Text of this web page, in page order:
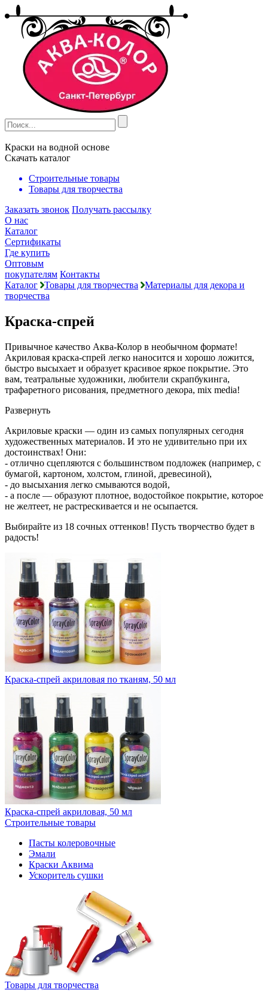
Краски на водной основе
Скачать каталог
Строительные товары
Товары для творчества
Заказать звонок Получать рассылку
О нас
Каталог
Сертификаты
Где купить
Оптовым
покупателям Контакты
Каталог
Товары для творчества
Материалы для декора и
творчества
Краска-спрей
Привычное качество Аква-Колор в необычном формате!
Акриловая краска-спрей легко наносится и хорошо ложится,
быстро высыхает и образует красивое яркое покрытие. Это
вам, театральные художники, любители скрапбукинга,
трафаретного рисования, предметного декора, mix media!
Развернуть
Акриловые краски — один из самых популярных сегодня
художественных материалов. И это не удивительно при их
достоинствах! Они:
- отлично сцепляются с большинством подложек (например, с
бумагой, картоном, холстом, глиной, древесиной),
- до высыхания легко смываются водой,
- а после — образуют плотное, водостойкое покрытие, которое
не желтеет, не растрескивается и не осыпается.
Выбирайте из 18 сочных оттенков! Пусть творчество будет в
радость!
Краска-спрей акриловая по тканям, 50 мл
Краска-спрей акриловая, 50 мл
Строительные товары
Пасты колеровочные
Эмали
Краски Аквима
Ускоритель сушки
Товары для творчества